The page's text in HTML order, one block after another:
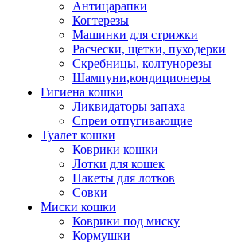
Антицарапки
Когтерезы
Машинки для стрижки
Расчески, щетки, пуходерки
Скребницы, колтунорезы
Шампуни,кондиционеры
Гигиена кошки
Ликвидаторы запаха
Спреи отпугивающие
Туалет кошки
Коврики кошки
Лотки для кошек
Пакеты для лотков
Совки
Миски кошки
Коврики под миску
Кормушки